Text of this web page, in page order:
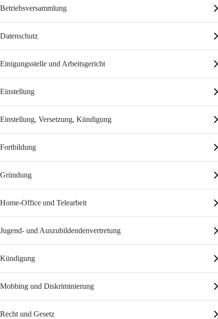
Betriebsversammlung
Datenschutz
Einigungsstelle und Arbeitsgericht
Einstellung
Einstellung, Versetzung, Kündigung
Fortbildung
Gründung
Home-Office und Telearbeit
Jugend- und Auszubildendenvertretung
Kündigung
Mobbing und Diskriminierung
Recht und Gesetz